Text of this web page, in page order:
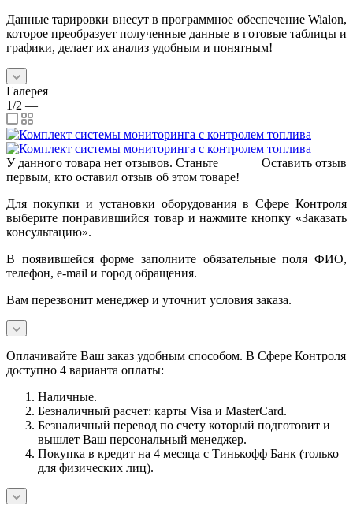
Данные тарировки внесут в программное обеспечение Wialon,
которое преобразует полученные данные в готовые таблицы и
графики, делает их анализ удобным и понятным!
Галерея
1/2 —
Оставить отзыв
У данного товара нет отзывов. Станьте
первым, кто оставил отзыв об этом товаре!
Для покупки и установки оборудования в Сфере Контроля
выберите понравившийся товар и нажмите кнопку «Заказать
консультацию».
В появившейся форме заполните обязательные поля ФИО,
телефон, e-mail и город обращения.
Вам перезвонит менеджер и уточнит условия заказа.
Оплачивайте Ваш заказ удобным способом. В Сфере Контроля
доступно 4 варианта оплаты:
Наличные.
Безналичный расчет: карты Visa и MasterCard.
Безналичный перевод по счету который подготовит и
вышлет Ваш персональный менеджер.
Покупка в кредит на 4 месяца с Тинькофф Банк (только
для физических лиц).